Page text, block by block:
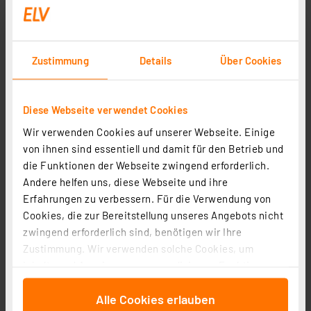
Zustimmung Details Über Cookies
Diese Webseite verwendet Cookies
Wir verwenden Cookies auf unserer Webseite. Einige
von ihnen sind essentiell und damit für den Betrieb und
die Funktionen der Webseite zwingend erforderlich.
Andere helfen uns, diese Webseite und ihre
Erfahrungen zu verbessern. Für die Verwendung von
Cookies, die zur Bereitstellung unseres Angebots nicht
zwingend erforderlich sind, benötigen wir Ihre
Zustimmung. Wir verwenden solche Cookies, um
für soziale Medien anbieten zu können und die Zugriffe
auf unsere Website zu analysieren. Außerdem geben
Alle Cookies erlauben
4000 K, weitere Lichtleisten anreihbar, 28,8 cm
Artikel-Nr. 253051
Produktdatenblatt
Statt15,95 € **
inkl. MwSt.
Informationen zu Versandkosten